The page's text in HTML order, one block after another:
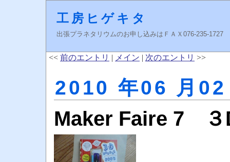
工房ヒゲキタ
出張プラネタリウムのお申し込みはＦＡＸ076-235-
<< 前のエントリ | メイン | 次のエントリ >>
2010 年06 月
Maker Faire 7 ３